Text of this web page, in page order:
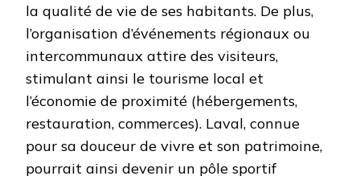
la qualité de vie de ses habitants. De plus,
l’organisation d’événements régionaux ou
intercommunaux attire des visiteurs,
stimulant ainsi le tourisme local et
l’économie de proximité (hébergements,
restauration, commerces). Laval, connue
pour sa douceur de vivre et son patrimoine,
pourrait ainsi devenir un pôle sportif